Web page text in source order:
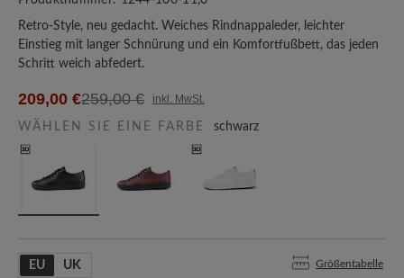
Retro-Style, neu gedacht. Weiches Rindnappaleder, leichter
Einstieg mit langer Schnürung und ein Komfortfußbett, das jeden
Schritt weich abfedert.
209,00 €259,00 € inkl. MwSt.
WÄHLEN SIE EINE FARBE schwarz
EU UK Größentabelle